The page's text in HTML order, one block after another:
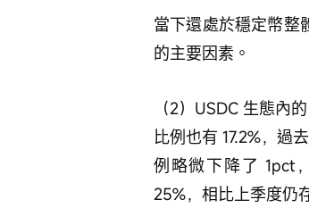
當下還處於穩定幣整
的主要因素。
（2）USDC 生態內
比例也有 17.2%，過
例略微下降了 1pct
25%，相比上季度仍